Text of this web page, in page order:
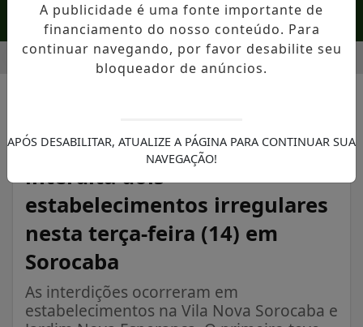
MENU
NEGRA: FAZENDA COM 488 HECTARES UNE ALTA
Operação Ferro-Velho
interdita dois
estabelecimentos irregulares
nesta terça-feira (14) em
Sorocaba
As interdições ocorreram em
estabelecimentos na Vila Nova Sorocaba e
A publicidade é uma fonte importante de
financiamento do nosso conteúdo. Para
continuar navegando, por favor desabilite seu
bloqueador de anúncios.
APÓS DESABILITAR, ATUALIZE A PÁGINA PARA CONTINUAR SUA
NAVEGAÇÃO!